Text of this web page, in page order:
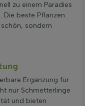
zu einem Paradies
Die beste Pflanzen
sondern
Ergänzung für
nur Schmetterlinge
und bieten